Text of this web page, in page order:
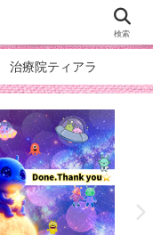
治療院ティアラ
検索